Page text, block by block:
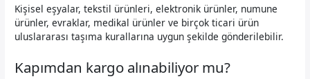
Kişisel eşyalar, tekstil ürünleri, elektronik ürünler, numune
ürünler, evraklar, medikal ürünler ve birçok ticari ürün
uluslararası taşıma kurallarına uygun şekilde gönderilebilir.
Kapımdan kargo alınabiliyor mu?